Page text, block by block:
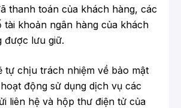
thanh toán của khách hàng, các
tài khoản ngân hàng của khách
được lưu giữ.
tự chịu trách nhiệm về bảo mật
động sử dụng dịch vụ các
liên hệ và hộp thư điện tử của